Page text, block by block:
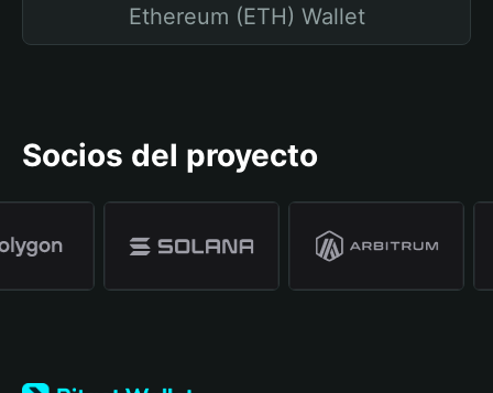
Ethereum (ETH) Wallet
Socios del proyecto